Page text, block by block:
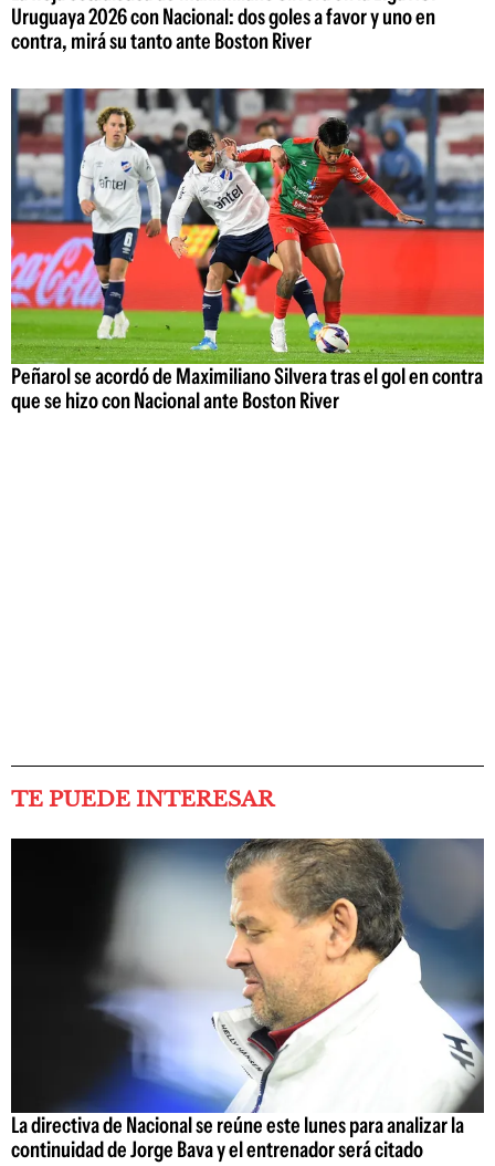
Uruguaya 2026 con Nacional: dos goles a favor y uno en
contra, mirá su tanto ante Boston River
Peñarol se acordó de Maximiliano Silvera tras el gol en contra
que se hizo con Nacional ante Boston River
TE PUEDE INTERESAR
La directiva de Nacional se reúne este lunes para analizar la
continuidad de Jorge Bava y el entrenador será citado